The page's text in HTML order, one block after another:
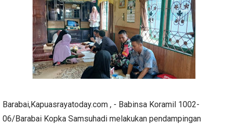
Barabai,Kapuasrayatoday.com , - Babinsa Koramil 1002-
06/Barabai Kopka Samsuhadi melakukan pendampingan